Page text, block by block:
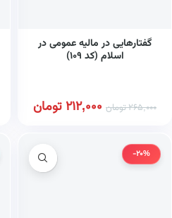
گفتارهایی در مالیه عمومی در
اسلام (کد ۱۰۹)
265,000تومان 212,000تومان
-20%